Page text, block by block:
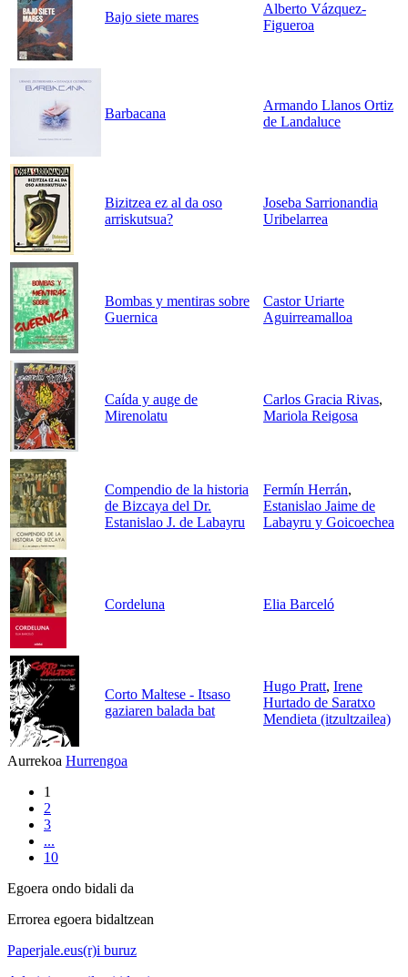
Bajo siete mares
Alberto Vázquez-
Figueroa
Barbacana
Armando Llanos Ortiz
de Landaluce
Bizitzea ez al da oso
arriskutsua?
Joseba Sarrionandia
Uribelarrea
Bombas y mentiras sobre
Guernica
Castor Uriarte
Aguirreamalloa
Caída y auge de
Mirenolatu
Carlos Gracia Rivas,
Mariola Reigosa
Compendio de la historia
de Bizcaya del Dr.
Estanislao J. de Labayru
Fermín Herrán,
Estanislao Jaime de
Labayru y Goicoechea
Cordeluna Elia Barceló
Corto Maltese - Itsaso
gaziaren balada bat
Hugo Pratt, Irene
Hurtado de Saratxo
Mendieta (itzultzailea)
Aurrekoa Hurrengoa
1
2
3
...
10
Egoera ondo bidali da
Errorea egoera bidaltzean
Paperjale.eus(r)i buruz